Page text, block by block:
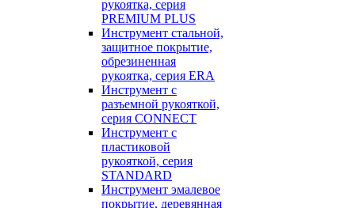
рукоятка, серия
PREMIUM PLUS
Инструмент стальной,
защитное покрытие,
обрезиненная
рукоятка, серия ERA
Инструмент с
разъемной рукояткой,
серия CONNECT
Инструмент с
пластиковой
рукояткой, серия
STANDARD
Инструмент эмалевое
покрытие, деревянная